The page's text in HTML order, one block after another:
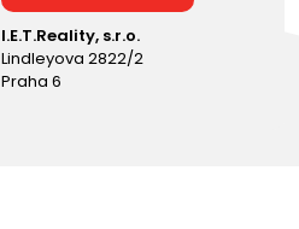
I.E.T.Reality, s.r.o.
Lindleyova 2822/2
Praha 6